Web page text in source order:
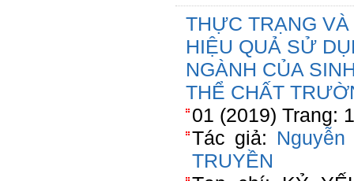
THỰC TRẠNG
HIỆU QUẢ SỬ
NGÀNH CỦA
THỂ CHẤT
01 (2019) Trang:
Tác giả:
TRUYỀN